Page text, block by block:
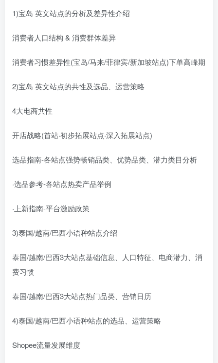
1)宝岛 英文站点的分析及差异性介绍
消费者人口结构 & 消费群体差异
消费者习惯差异性(宝岛/马来/菲律宾/新加坡站点)下单高峰期
2)宝岛 英文站点的共性及选品、运营策略
4大电商共性
开店战略(首站·初步拓展站点·深入拓展站点)
选品指南-各站点强势畅销品类、优势品类、潜力类目分析
·选品参考-各站点热卖产品举例
·上新指南-平台激励政策
3)泰国/越南/巴西小语种站点介绍
泰国/越南/巴西3大站点基础信息、人口特征、电商潜力、消
费习惯
泰国/越南/巴西3大站点热门品类、营销日历
4)泰国/越南/巴西小语种站点的选品、运营策略
Shopee流量发展维度